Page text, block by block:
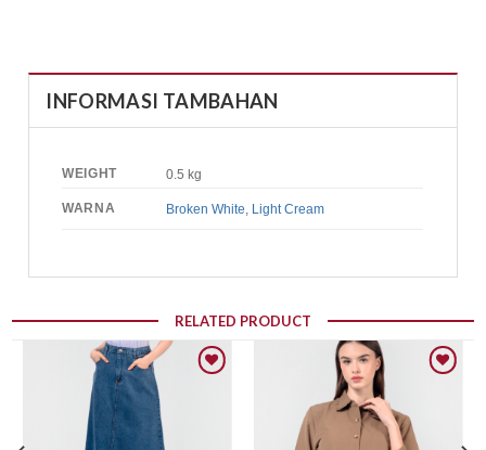
INFORMASI TAMBAHAN
WEIGHT 0.5 kg
WARNA Broken White Light Cream
RELATED PRODUCT
Add to wishlist Add to wishlist